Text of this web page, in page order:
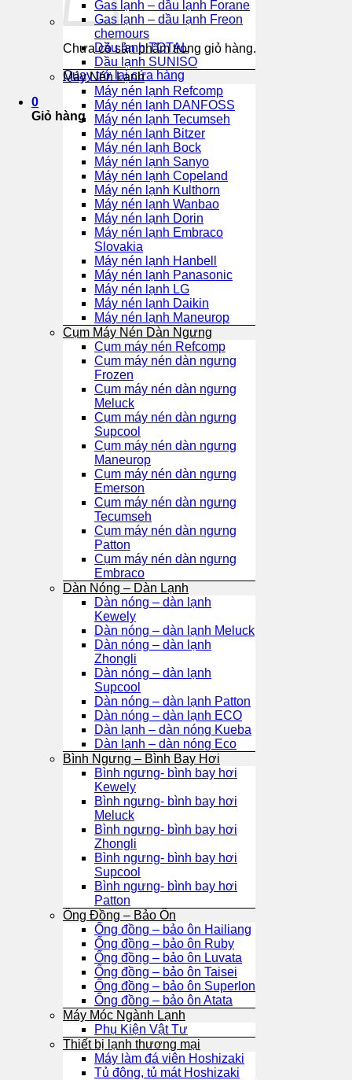
Chưa có sản phẩm trong giỏ hàng.
Quay trở lại cửa hàng
0
Giỏ hàng
Gas lạnh – dầu lạnh Forane
Gas lạnh – dầu lạnh Freon
chemours
Dầu lạnh TOTAL
Dầu lạnh SUNISO
Máy Nén Lạnh
Máy nén lạnh Refcomp
Máy nén lạnh DANFOSS
Máy nén lạnh Tecumseh
Máy nén lạnh Bitzer
Máy nén lạnh Bock
Máy nén lạnh Sanyo
Máy nén lạnh Copeland
Máy nén lạnh Kulthorn
Máy nén lạnh Wanbao
Máy nén lạnh Dorin
Máy nén lạnh Embraco
Slovakia
Máy nén lạnh Hanbell
Máy nén lạnh Panasonic
Máy nén lạnh LG
Máy nén lạnh Daikin
Máy nén lạnh Maneurop
Cụm Máy Nén Dàn Ngưng
Cụm máy nén Refcomp
Cụm máy nén dàn ngưng
Frozen
Cụm máy nén dàn ngưng
Meluck
Cụm máy nén dàn ngưng
Supcool
Cụm máy nén dàn ngưng
Maneurop
Cụm máy nén dàn ngưng
Emerson
Cụm máy nén dàn ngưng
Tecumseh
Cụm máy nén dàn ngưng
Patton
Cụm máy nén dàn ngưng
Embraco
Dàn Nóng – Dàn Lạnh
Dàn nóng – dàn lạnh
Kewely
Dàn nóng – dàn lạnh Meluck
Dàn nóng – dàn lạnh
Zhongli
Dàn nóng – dàn lạnh
Supcool
Dàn nóng – dàn lạnh Patton
Dàn nóng – dàn lạnh ECO
Dàn lạnh – dàn nóng Kueba
Dàn lạnh – dàn nóng Eco
Bình Ngưng – Bình Bay Hơi
Bình ngưng- bình bay hơi
Kewely
Bình ngưng- bình bay hơi
Meluck
Bình ngưng- bình bay hơi
Zhongli
Bình ngưng- bình bay hơi
Supcool
Bình ngưng- bình bay hơi
Patton
Ống Đồng – Bảo Ôn
Ống đồng – bảo ôn Hailiang
Ống đồng – bảo ôn Ruby
Ống đồng – bảo ôn Luvata
Ống đồng – bảo ôn Taisei
Ống đồng – bảo ôn Superlon
Ống đồng – bảo ôn Atata
Máy Móc Ngành Lạnh
Phụ Kiện Vật Tư
Thiết bị lạnh thương mại
Máy làm đá viên Hoshizaki
Tủ đông, tủ mát Hoshizaki